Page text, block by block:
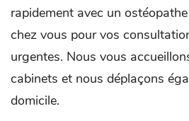
rapidement avec un
chez vous pour vos
urgentes. Nous vous
cabinets et nous déplaçons
domicile.